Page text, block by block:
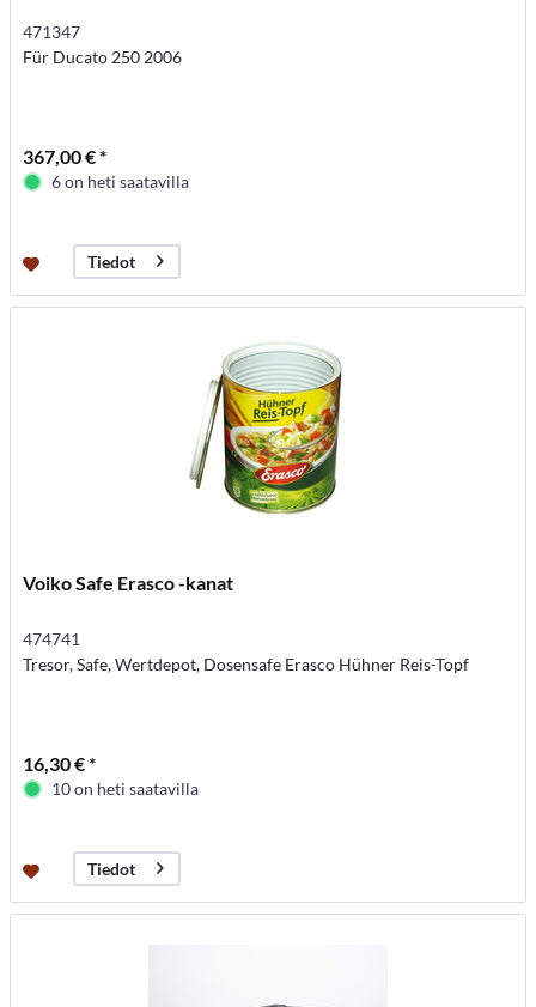
471347
Für Ducato 250 2006
367,00 € *
6 on heti saatavilla
Tiedot
Voiko Safe Erasco -kanat
474741
Tresor, Safe, Wertdepot, Dosensafe Erasco Hühner Reis-Topf
16,30 € *
10 on heti saatavilla
Tiedot